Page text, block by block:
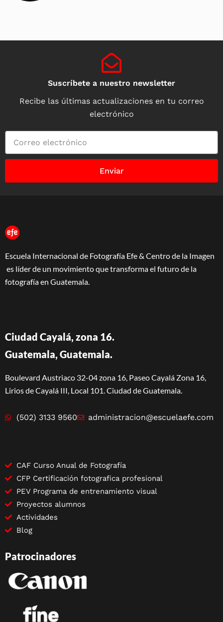
Suscríbete a nuestro newsletter
Recibe las últimas actualizaciones en tu correo
electrónico
Enviar
Escuela Internacional de Fotografía Efe & Centro de la Imagen
es líder de un movimiento que transforma el futuro de la
fotografía en Guatemala.
Ciudad Cayalá, zona 16.
Guatemala, Guatemala.
Boulevard Austriaco 32-04 zona 16, Paseo Cayalá Zona 16,
Lirios de Cayalá III, Local 101. Ciudad de Guatemala.
(502) 3133 9560 administracion@escuelaefe.com
CAF Curso Anual de Fotografía
CFP Certificación fotografica profesional
PEV Programa de entrenamiento visual
Proyectos alumnos
Actividades
Blog
Patrocinadores